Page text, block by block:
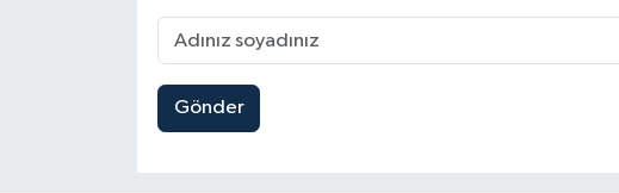
Gönder